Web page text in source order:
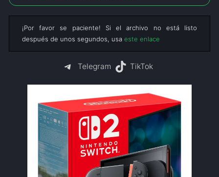
¡Por favor se paciente! Si el archivo no está listo
después de unos segundos, usa este enlace
Telegram TikTok